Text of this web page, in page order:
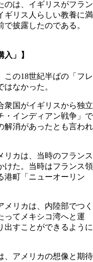
のは、イギリスがフラン
ギリス人らしい教養に満
披露したのである。
入」】
の18世紀半ばの「フレ
なかった。
衆国がイギリスから独立
・インディアン戦争」で
解消があったとも言われ
リカは、当時のフランス
けた。当時はフランス領
港町「ニューオーリン
リカは、内陸部でつく
ってメキシコ湾へと運
出すことができるように
アメリカの想像と期待